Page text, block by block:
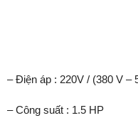
– Điện áp : 220V / (380 V –
– Công suất : 1.5 HP